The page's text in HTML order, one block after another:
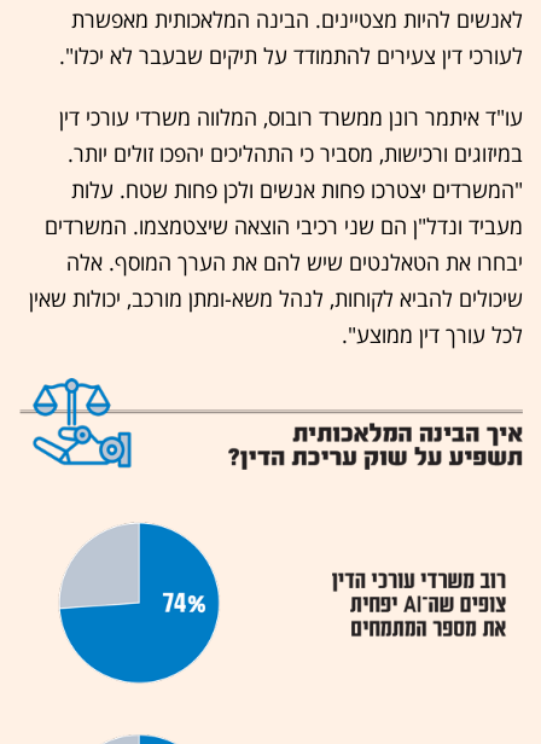
לאנשים להיות מצטיינים. הבינה המלאכותית מאפשרת
לעורכי דין צעירים להתמודד על תיקים שבעבר לא יכלו".
עו"ד איתמר רונן ממשרד רובוס, המלווה משרדי עורכי דין
במיזוגים ורכישות, מסביר כי התהליכים יהפכו זולים יותר.
"המשרדים יצטרכו פחות אנשים ולכן פחות שטח. עלות
מעביד ונדל"ן הם שני רכיבי הוצאה שיצטמצמו. המשרדים
יבחרו את הטאלנטים שיש להם את הערך המוסף. אלה
שיכולים להביא לקוחות, לנהל משא-ומתן מורכב, יכולות שאין
לכל עורך דין ממוצע".